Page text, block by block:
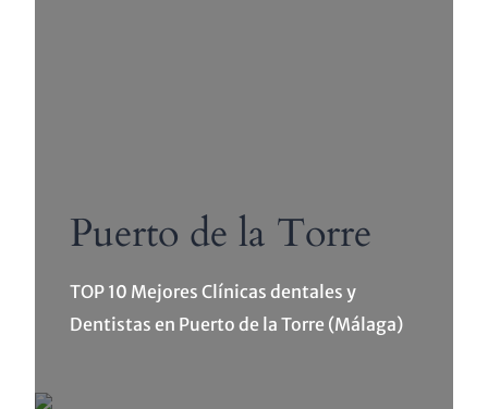
Puerto de la Torre
TOP 10 Mejores Clínicas dentales y
Dentistas en Puerto de la Torre (Málaga)